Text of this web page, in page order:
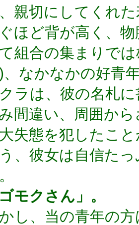
親切にしてくれ
ほど背が高く、
組合の集まりで
、なかなかの好青
ラは、彼の名札
間違い、周囲か
失態を犯したこ
、彼女は自信た
ゴモクさん」。
し、当の青年の